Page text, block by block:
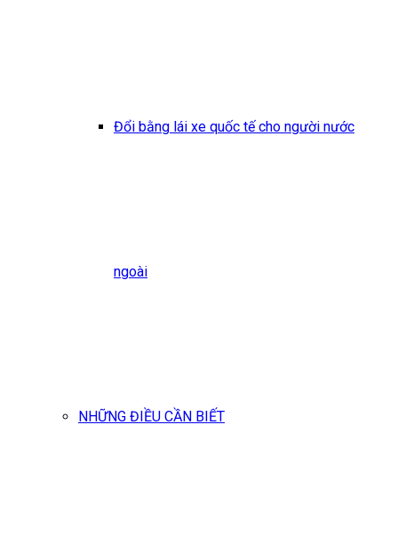
Đổi bằng lái xe quốc tế cho người nước
ngoài
NHỮNG ĐIỀU CẦN BIẾT